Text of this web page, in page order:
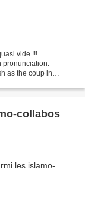
vide !!!
pronunciation:
as the coup in
collabos